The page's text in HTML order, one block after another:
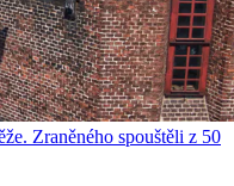
Zraněného spouštěli z 50